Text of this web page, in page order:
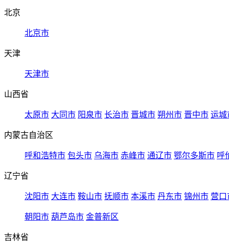
北京
北京市
天津
天津市
山西省
太原市 大同市 阳泉市 长治市 晋城市 朔州市 晋中市 运城
内蒙古自治区
呼和浩特市 包头市 乌海市 赤峰市 通辽市 鄂尔多斯市 呼
辽宁省
沈阳市 大连市 鞍山市 抚顺市 本溪市 丹东市 锦州市 营口
朝阳市 葫芦岛市 金普新区
吉林省